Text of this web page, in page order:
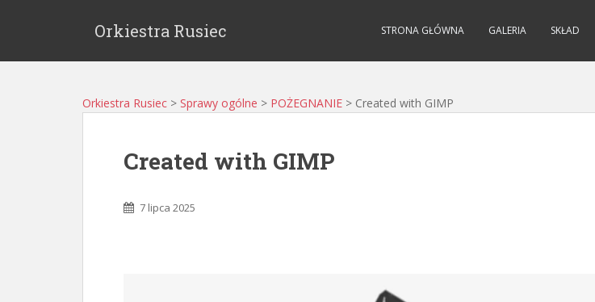
Orkiestra Rusiec STRONA GŁÓWNA GALERIA SKŁAD
Orkiestra Rusiec > Sprawy ogólne > POŻEGNANIE > Created with GIMP
Created with GIMP
7 lipca 2025